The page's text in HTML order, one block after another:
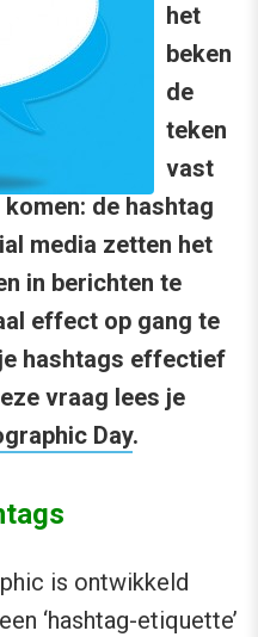
het
beken
de
teken
vast
de hashtag
media zetten het
in berichten te
effect op gang te
hashtags effectief
vraag lees je
Day.
is ontwikkeld
‘hashtag-etiquette’